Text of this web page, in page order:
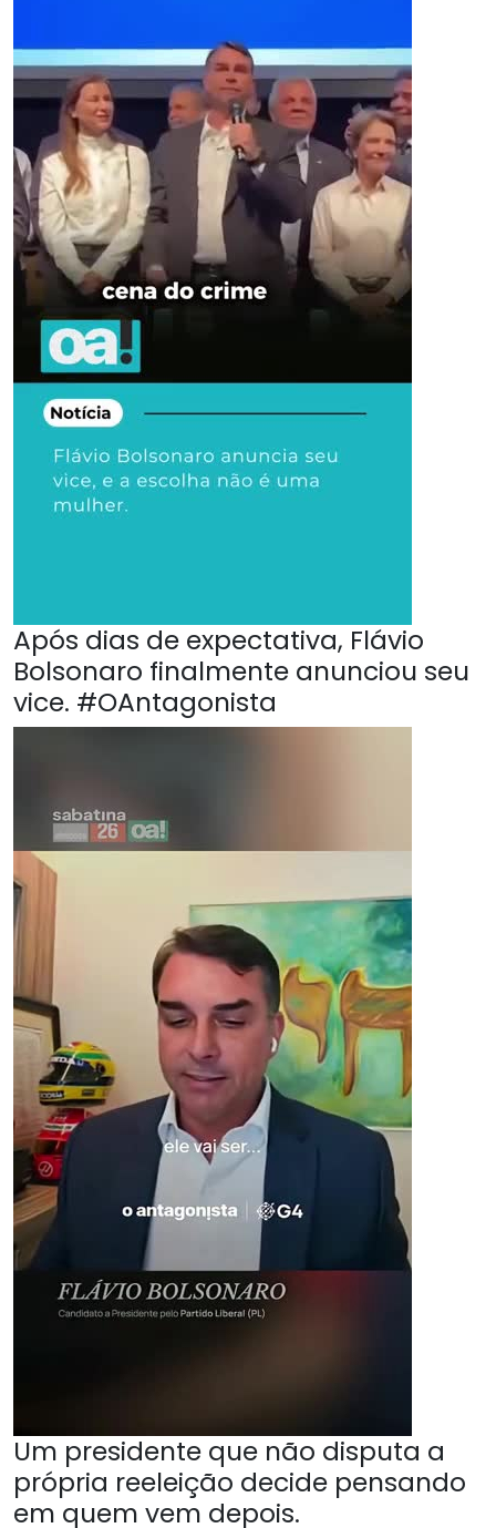
Após dias de expectativa, Flávio
Bolsonaro finalmente anunciou seu
vice. #OAntagonista
Um presidente que não disputa a
própria reeleição decide pensando
em quem vem depois.